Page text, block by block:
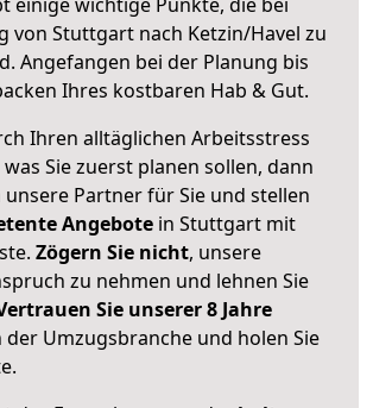
von Stuttgart nach Ketzin/Havel zu
Angefangen bei der Planung bis
Ihres kostbaren Hab & Gut.
Ihren alltäglichen Arbeitsstress
Sie zuerst planen sollen, dann
Partner für Sie und stellen
Angebote in Stuttgart mit
Zögern Sie nicht, unsere
zu nehmen und lehnen Sie
Sie unserer 8 Jahre
der Umzugsbranche und holen Sie